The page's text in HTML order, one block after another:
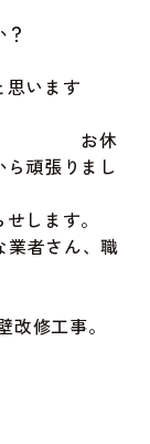
います
頑張りまし
します。
業者さん、職
修工事。